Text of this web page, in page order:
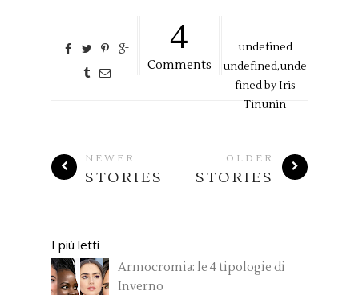
4
Comments
undefined
undefined,unde
fined byIris
Tinunin
NEWER
STORIES
OLDER
STORIES
I più letti
Armocromia: le 4 tipologie di
Inverno